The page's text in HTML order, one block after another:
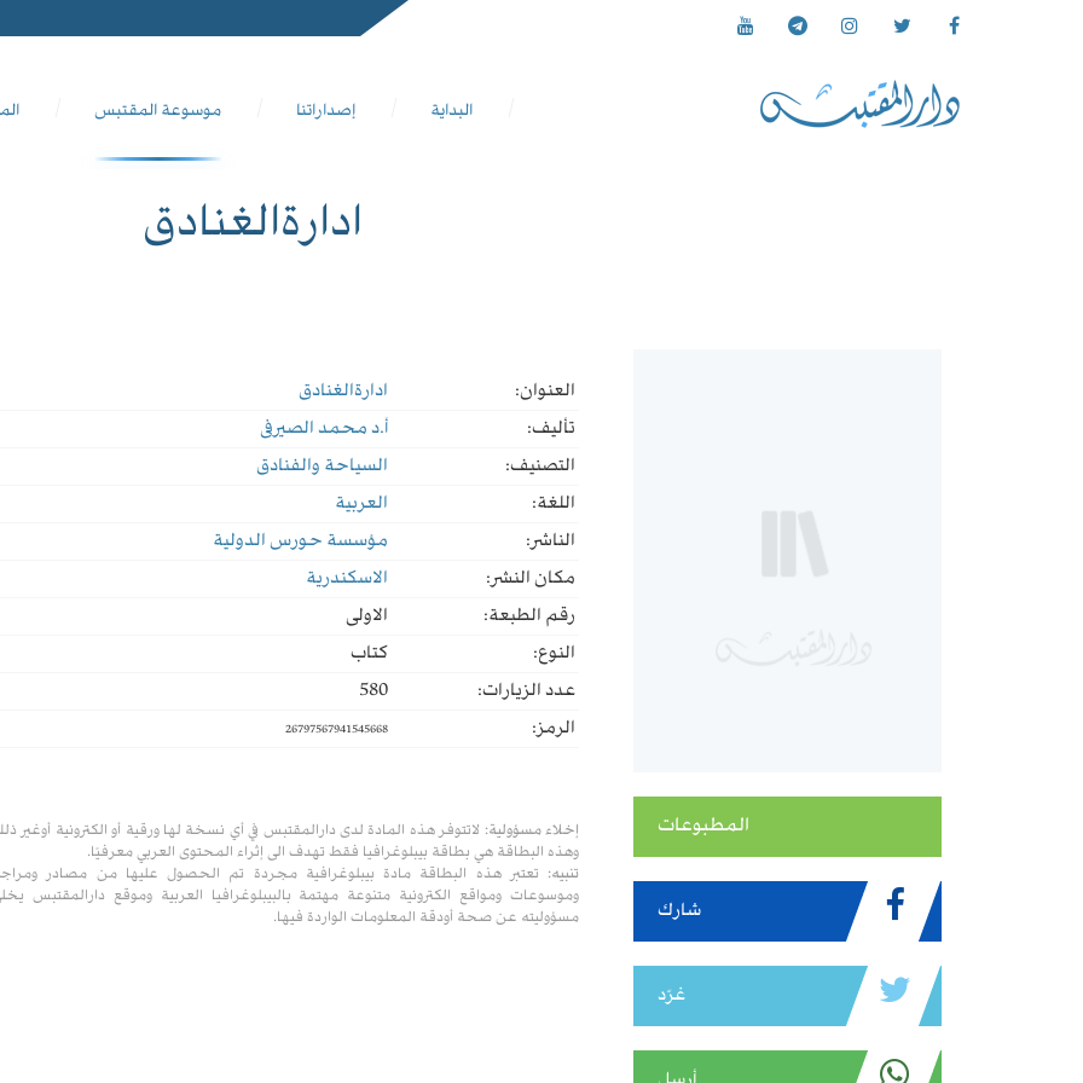
البداية إصداراتنا موسوعة المقتبس
ادارةالغنادق
المطبوعات
شارك
غرّد
العنوان:
ادارةالغنادق
تأليف:
أ.د محمد الصيرفى
التصنيف:
السياحة والفنادق
اللغة:
العربية
الناشر:
مؤسسة حورس الدولية
مكان النشر:
الاسكندرية
رقم الطبعة:
الاولى
النوع:
كتاب
عدد الزيارات:
580
الرمز:
26797567941545668
إخلاء مسؤولية: لاتتوفر هذه المادة لدى دارالمقتبس في أي نسخة لها ورقية أو الكترونية أوغير
وهذه البطاقة هي بطاقة بيبلوغرافيا فقط تهدف الى إثراء المحتوى العربي معرفيًا.
تنبيه: تعتبر هذه البطاقة مادة بيبلوغرافية مجردة تم الحصول عليها من مصادر
وموسوعات ومواقع الكترونية متنوعة مهتمة بالبيبلوغرافيا العربية وموقع دارالمقتبس
مسؤوليته عن صحة أودقة المعلومات الواردة فيها.